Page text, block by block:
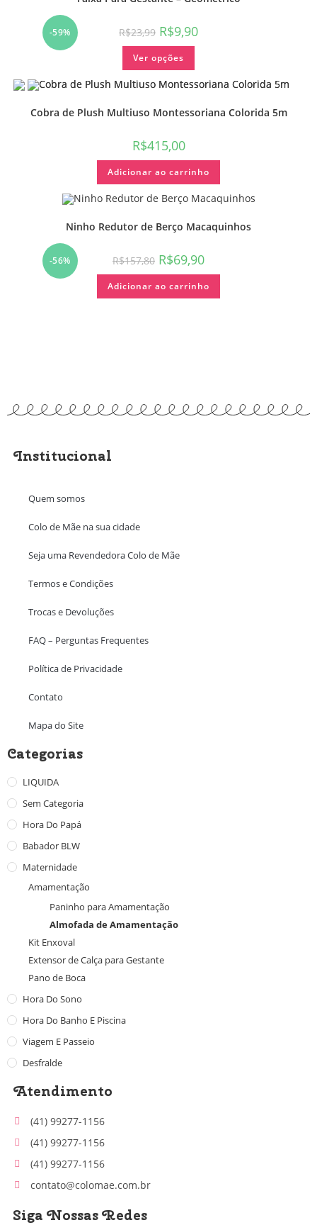
-59% R$23,99 R$9,90
Ver opções
Cobra de Plush Multiuso Montessoriana Colorida 5m
R$415,00
Adicionar ao carrinho
-56%
Ninho Redutor de Berço Macaquinhos
R$157,80 R$69,90
Adicionar ao carrinho
Institucional
Quem somos
Colo de Mãe na sua cidade
Seja uma Revendedora Colo de Mãe
Termos e Condições
Trocas e Devoluções
FAQ – Perguntas Frequentes
Política de Privacidade
Contato
Mapa do Site
Categorias
LIQUIDA
Sem Categoria
Hora Do Papá
Babador BLW
Maternidade
Amamentação
Paninho para Amamentação
Almofada de Amamentação
Kit Enxoval
Extensor de Calça para Gestante
Pano de Boca
Hora Do Sono
Hora Do Banho E Piscina
Viagem E Passeio
Desfralde
Atendimento
(41) 99277-1156
(41) 99277-1156
(41) 99277-1156
contato@colomae.com.br
Siga Nossas Redes